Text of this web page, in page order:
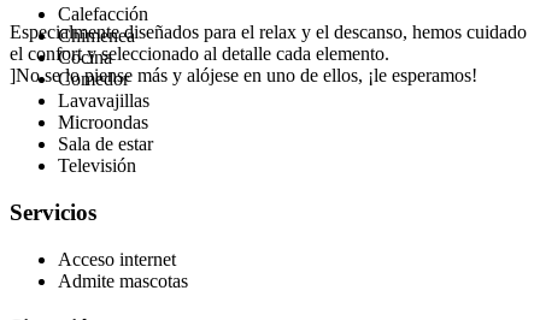
Especialmente diseñados para el relax y el descanso, hemos cuidado
el confort y seleccionado al detalle cada elemento.
]No se lo piense más y alójese en uno de ellos, ¡le esperamos!
Calefacción
Chimenea
Cocina
Comedor
Lavavajillas
Microondas
Sala de estar
Televisión
Servicios
Acceso internet
Admite mascotas